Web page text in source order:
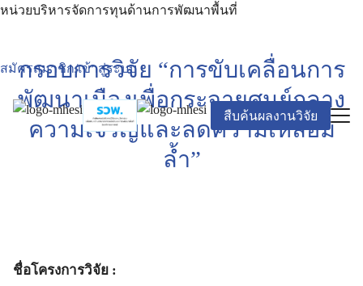
Skip
หน่วยบริหารจัดการทุนด้านการพัฒนาพื้นที่
สมัครสมาชิก/เข้าสู่ระบบ
สืบค้นผลงานวิจัย
for:
กรอบการวิจัย “การขับเคลื่อนการ
พัฒนาเมืองเพื่อกระจายศูนย์กลาง
ความเจริญและลดความเหลื่อม
ล้ำ”
ชื่อโครงการวิจัย :